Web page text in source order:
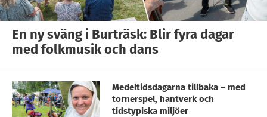
En ny sväng i Burträsk: Blir fyra dagar
med folkmusik och dans
Medeltidsdagarna tillbaka – med
tornerspel, hantverk och
tidstypiska miljöer